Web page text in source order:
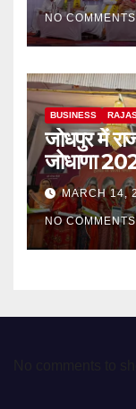
NO COMMENTS
BUSINESS
जोधपुर में
जोधाणा
MARCH 14,
NO COMMENTS